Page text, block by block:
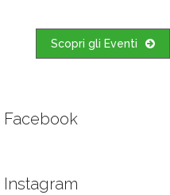
Scopri gli Eventi
Facebook